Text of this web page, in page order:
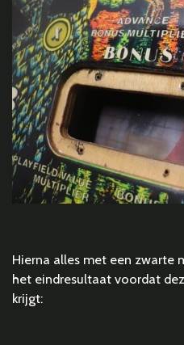
Hierna alles met een zwarte
het eindresultaat voordat
krijgt: